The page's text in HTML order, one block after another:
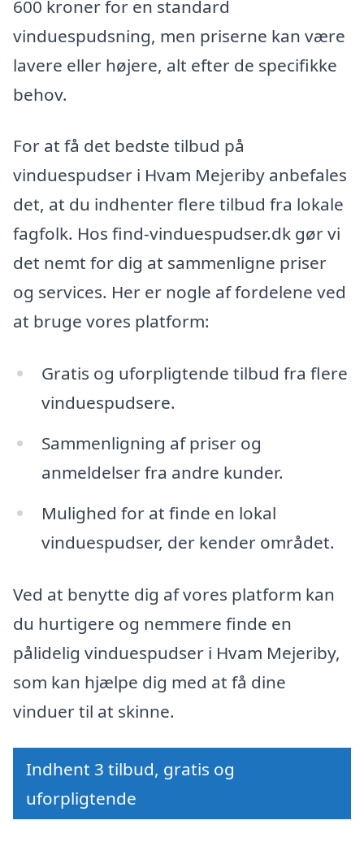
600 kroner for en standard
vinduespudsning, men priserne kan være
lavere eller højere, alt efter de specifikke
behov.
For at få det bedste tilbud på
vinduespudser i Hvam Mejeriby anbefales
det, at du indhenter flere tilbud fra lokale
fagfolk. Hos find-vinduespudser.dk gør vi
det nemt for dig at sammenligne priser
og services. Her er nogle af fordelene ved
at bruge vores platform:
Gratis og uforpligtende tilbud fra flere
vinduespudsere.
Sammenligning af priser og
anmeldelser fra andre kunder.
Mulighed for at finde en lokal
vinduespudser, der kender området.
Ved at benytte dig af vores platform kan
du hurtigere og nemmere finde en
pålidelig vinduespudser i Hvam Mejeriby,
som kan hjælpe dig med at få dine
vinduer til at skinne.
Indhent 3 tilbud, gratis og
uforpligtende